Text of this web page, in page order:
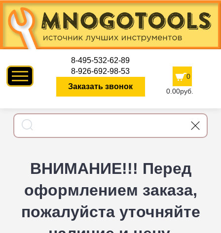
8-495-532-62-89
8-926-692-98-53
Заказать звонок
0
0.00руб.
ВНИМАНИЕ!!! Перед
оформлением заказа,
пожалуйста уточняйте